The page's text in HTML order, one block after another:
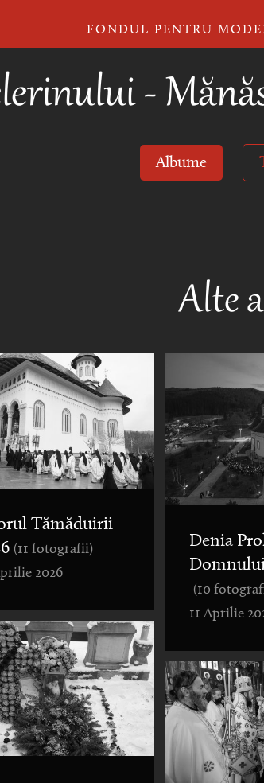
FONDUL PENTRU
-
Albume
Alte
Tămăduirii
(11 fotografii)
2026
Denia
(10
11 Aprilie